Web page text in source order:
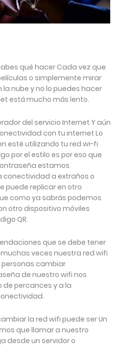
qué hacer Cada vez que
o simplemente mirar
nube y no lo puedes hacer
está mucho más lento.
del servicio Internet Y aún
con tu internet Lo
esté utilizando tu red wi-fi
por el estilo es por eso que
estamos
a extraños o
puede replicar en otro
como ya sabrás podemos
otro dispositivo móviles
QR.
que se debe tener
veces nuestra red wifi
cambiar
de nuestro wifi nos
percances y a la
la red wifi puede ser Un
que llamar a nuestro
desde un servidor o